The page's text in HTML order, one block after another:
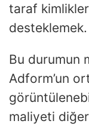
taraf
desteklemek.
Bu durumun
Adform’un
maliyeti